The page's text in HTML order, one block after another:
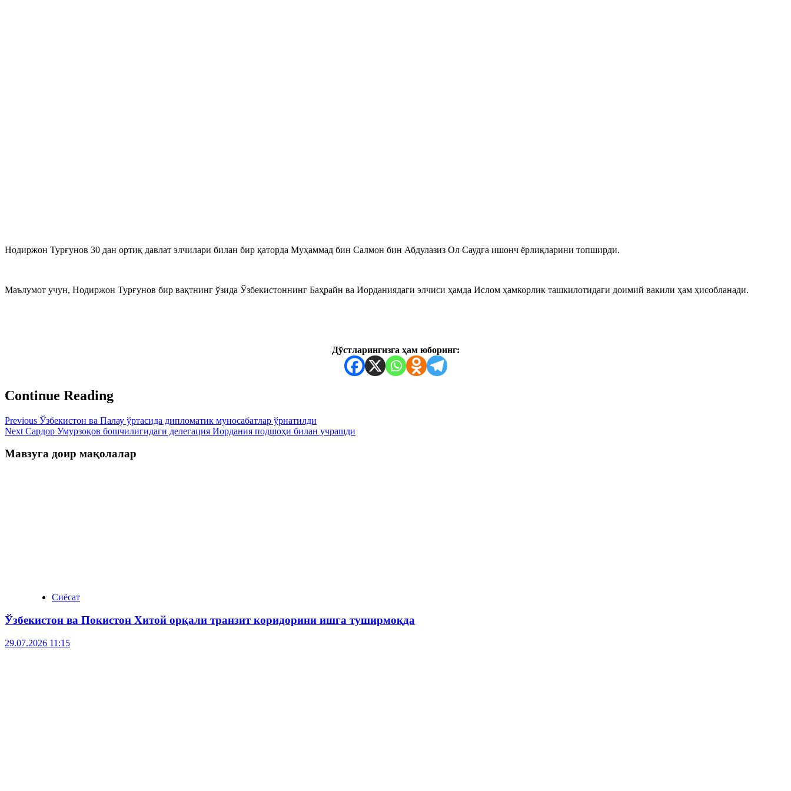
Нодиржон Турғунов 30 дан ортиқ давлат элчилари билан бир қаторда Муҳаммад бин Салмон бин Абдулазиз Ол Саудга ишонч ёрлиқларини топширди.
Маълумот учун, Нодиржон Турғунов бир вақтнинг ўзида Ўзбекистоннинг Баҳрайн ва Иорданиядаги элчиси ҳамда Ислом ҳамкорлик ташкилотидаги доимий вакили ҳам ҳисобланади.
Дўстларингизга ҳам юборинг:
Continue Reading
Previous Ўзбекистон ва Палау ўртасида дипломатик муносабатлар ўрнатилди
Next Сардор Умурзоқов бошчилигидаги делегация Иордания подшоҳи билан учрашди
Мавзуга доир мақолалар
Сиёсат
Ўзбекистон ва Покистон Хитой орқали транзит коридорини ишга туширмоқда
29.07.2026 11:15